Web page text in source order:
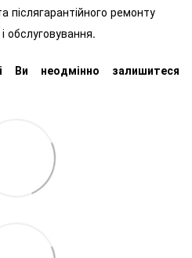
післягарантійного ремонту
обслуговування.
Ви неодмінно залишитеся